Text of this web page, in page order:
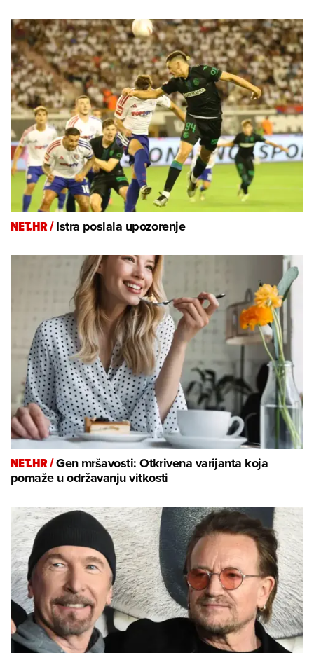
NET.HR /Istra poslala upozorenje
NET.HR /Gen mršavosti: Otkrivena varijanta koja
pomaže u održavanju vitkosti